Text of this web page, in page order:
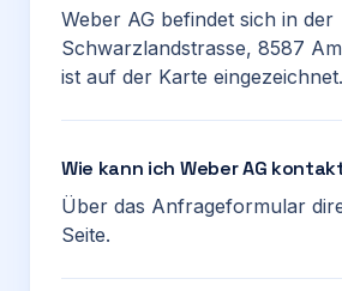
Weber AG befindet sich in der
Schwarzlandstrasse, 8587
ist auf der Karte eingezeichnet.
Wie kann ich Weber AG
Über das Anfrageformular
Seite.